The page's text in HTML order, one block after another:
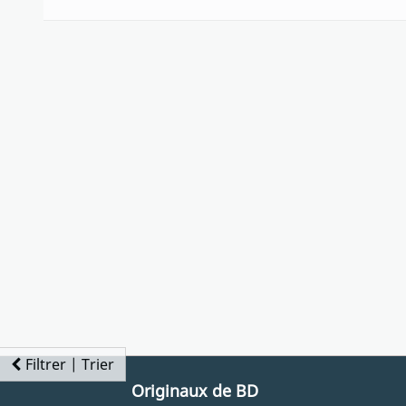
Filtrer | Trier
Originaux de BD